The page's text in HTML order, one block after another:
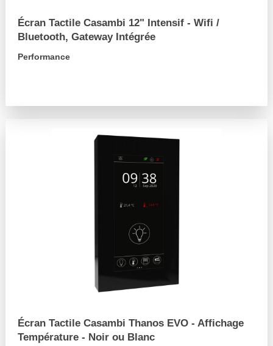
Écran Tactile Casambi 12" Intensif - Wifi /
Bluetooth, Gateway Intégrée
Performance
Écran Tactile Casambi Thanos EVO - Affichage
Température - Noir ou Blanc